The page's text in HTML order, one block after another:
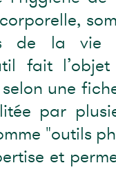
de la vie
fait l’objet
une
par
"outils
et